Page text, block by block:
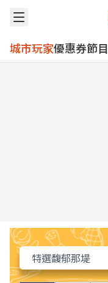
城市玩家優惠券節目